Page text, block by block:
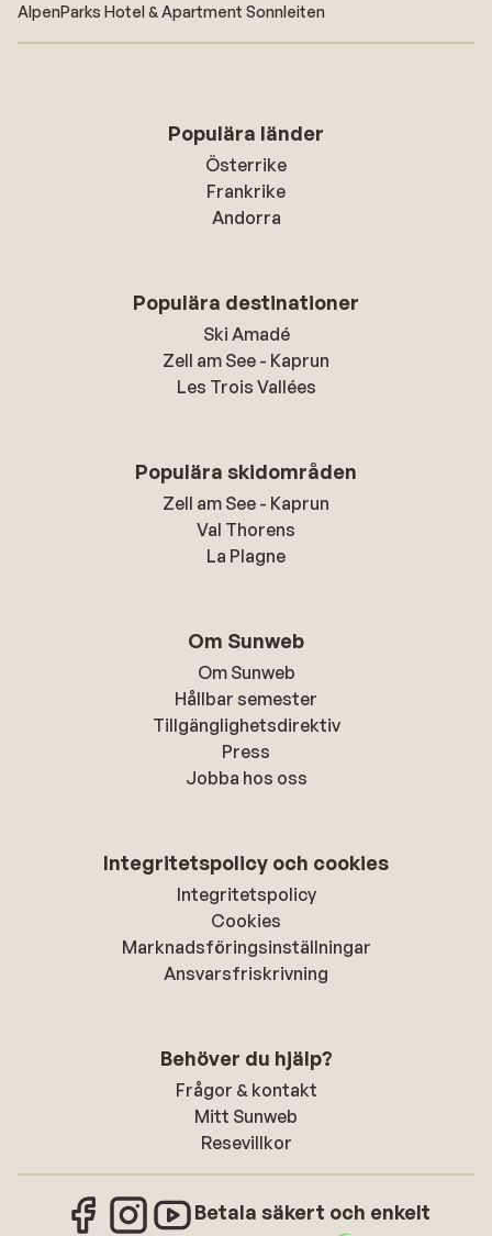
AlpenParks Hotel & Apartment Sonnleiten
Populära länder
Österrike
Frankrike
Andorra
Populära destinationer
Ski Amadé
Zell am See - Kaprun
Les Trois Vallées
Populära skidområden
Zell am See - Kaprun
Val Thorens
La Plagne
Om Sunweb
Om Sunweb
Hållbar semester
Tillgänglighetsdirektiv
Press
Jobba hos oss
Integritetspolicy och cookies
Integritetspolicy
Cookies
Marknadsföringsinställningar
Ansvarsfriskrivning
Behöver du hjälp?
Frågor & kontakt
Mitt Sunweb
Resevillkor
Betala säkert och enkelt